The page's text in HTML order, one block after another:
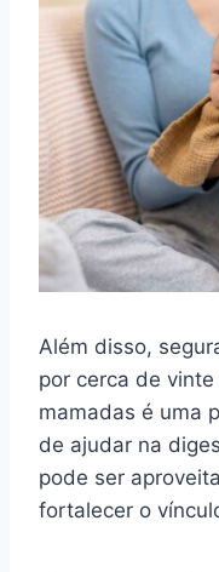
Além disso,
por cerca de
mamadas é uma
de ajudar na
pode ser
fortalecer o